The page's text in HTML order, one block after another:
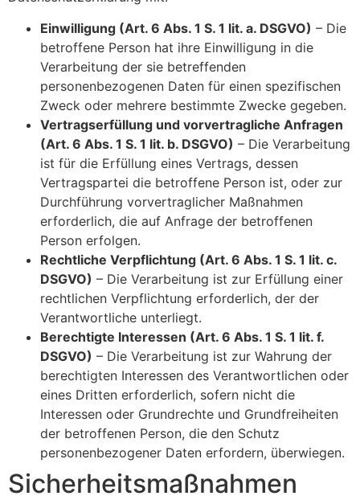
Einwilligung (Art. 6 Abs. 1 S. 1 lit. a. DSGVO) – Die
betroffene Person hat ihre Einwilligung in die
Verarbeitung der sie betreffenden
personenbezogenen Daten für einen spezifischen
Zweck oder mehrere bestimmte Zwecke gegeben.
Vertragserfüllung und vorvertragliche Anfragen
(Art. 6 Abs. 1 S. 1 lit. b. DSGVO) – Die Verarbeitung
ist für die Erfüllung eines Vertrags, dessen
Vertragspartei die betroffene Person ist, oder zur
Durchführung vorvertraglicher Maßnahmen
erforderlich, die auf Anfrage der betroffenen
Person erfolgen.
Rechtliche Verpflichtung (Art. 6 Abs. 1 S. 1 lit. c.
DSGVO) – Die Verarbeitung ist zur Erfüllung einer
rechtlichen Verpflichtung erforderlich, der der
Verantwortliche unterliegt.
Berechtigte Interessen (Art. 6 Abs. 1 S. 1 lit. f.
DSGVO) – Die Verarbeitung ist zur Wahrung der
berechtigten Interessen des Verantwortlichen oder
eines Dritten erforderlich, sofern nicht die
Interessen oder Grundrechte und Grundfreiheiten
der betroffenen Person, die den Schutz
personenbezogener Daten erfordern, überwiegen.
Sicherheitsmaßnahmen